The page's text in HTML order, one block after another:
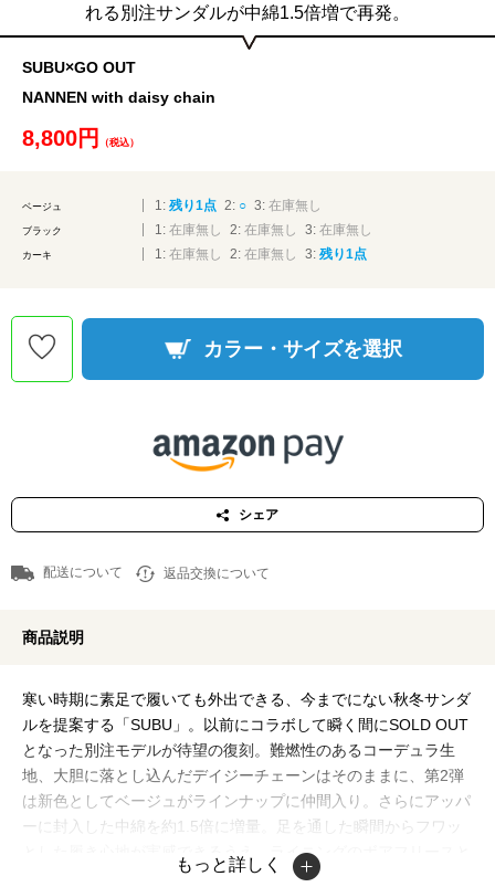
れる別注サンダルが中綿1.5倍増で再発。
SUBU×GO OUT
NANNEN with daisy chain
8,800円 （税込）
ベージュ 1: 残り1点 2: ○ 3: 在庫無し
ブラック 1: 在庫無し 2: 在庫無し 3: 在庫無し
カーキ 1: 在庫無し 2: 在庫無し 3: 残り1点
カラー・サイズを選択
シェア
配送について 返品交換について
商品説明
寒い時期に素足で履いても外出できる、今までにない秋冬サンダ
ルを提案する「SUBU」。以前にコラボして瞬く間にSOLD OUT
となった別注モデルが待望の復刻。難燃性のあるコーデュラ生
地、大胆に落とし込んだデイジーチェーンはそのままに、第2弾
は新色としてベージュがラインナップに仲間入り。さらにアッパ
ーに封入した中綿を約1.5倍に増量。足を通した瞬間からフワッ
とした履き心地が実感できるうえ、ライニングのボアフリースと
の組み合わせで抜群の保温性を発揮!! 前回と同様にサコッシュ
もっと詳しく